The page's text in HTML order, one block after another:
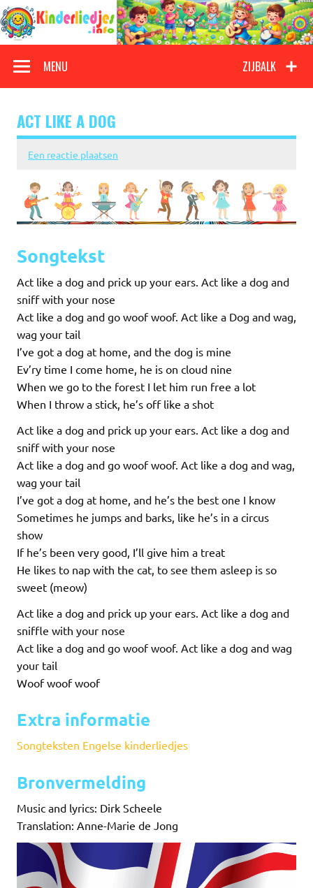
Doorgaan
naar
inhoud
Kinderliedjes
ZIJBALK
MENU
ACT LIKE A DOG
Een reactie plaatsen
Songtekst
Act like a dog and prick up your ears. Act like a dog and
sniff with your nose
Act like a dog and go woof woof. Act like a Dog and wag,
wag your tail
I’ve got a dog at home, and the dog is mine
Ev’ry time I come home, he is on cloud nine
When we go to the forest I let him run free a lot
When I throw a stick, he’s off like a shot
Act like a dog and prick up your ears. Act like a dog and
sniff with your nose
Act like a dog and go woof woof. Act like a dog and wag,
wag your tail
I’ve got a dog at home, and he’s the best one I know
Sometimes he jumps and barks, like he’s in a circus
show
If he’s been very good, I’ll give him a treat
He likes to nap with the cat, to see them asleep is so
sweet (meow)
Act like a dog and prick up your ears. Act like a dog and
sniffle with your nose
Act like a dog and go woof woof. Act like a dog and wag
your tail
Woof woof woof
Extra informatie
Songteksten Engelse kinderliedjes
Bronvermelding
Music and lyrics: Dirk Scheele
Translation: Anne-Marie de Jong